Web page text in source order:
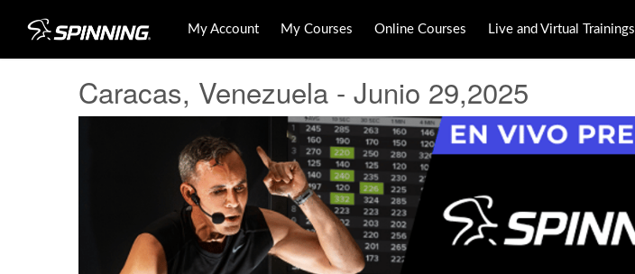
My Account My Courses Online Courses Live and Virtual Trainings
Caracas, Venezuela - Junio 29,2025